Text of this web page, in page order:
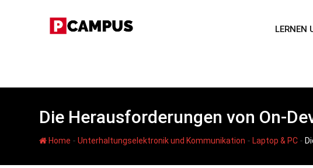
LERNEN
Die Herausforderungen von On-
Home - Unterhaltungselektronik und Kommunikation - Laptop & PC -